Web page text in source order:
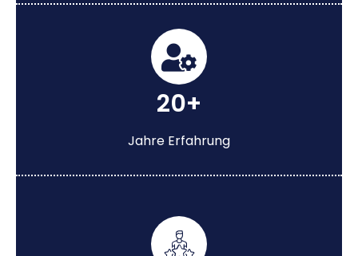
20+
Jahre Erfahrung